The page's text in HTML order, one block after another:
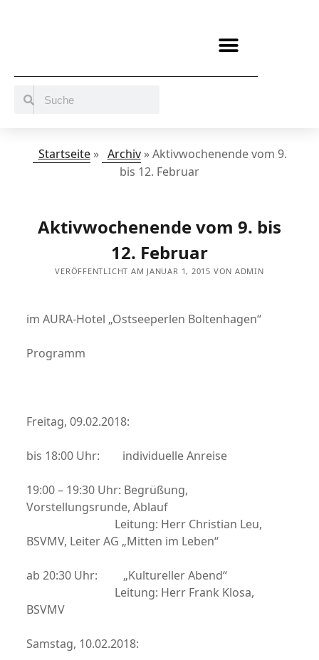
Startseite» Archiv»Aktivwochenende vom 9.
bis 12. Februar
Aktivwochenende vom 9. bis
12. Februar
VERÖFFENTLICHT AM JANUAR 1, 2015 VON ADMIN
im AURA-Hotel „Ostseeperlen Boltenhagen“
Programm
Freitag, 09.02.2018:
bis 18:00 Uhr: individuelle Anreise
19:00 – 19:30 Uhr: Begrüßung,
Vorstellungsrunde, Ablauf
Leitung: Herr Christian Leu,
BSVMV, Leiter AG „Mitten im Leben“
ab 20:30 Uhr: „Kultureller Abend“
Leitung: Herr Frank Klosa,
BSVMV
Samstag, 10.02.2018: